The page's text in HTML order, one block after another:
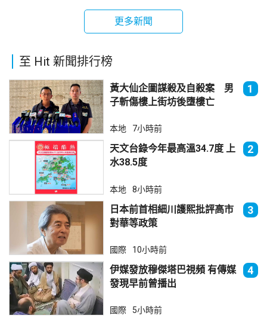
更多新聞
至 Hit 新聞排行榜
黃大仙企圖謀殺及自殺案 男
子斬傷樓上街坊後墮樓亡
1
本地 7小時前
天文台錄今年最高溫34.7度 上
水38.5度
2
本地 8小時前
日本前首相細川護熙批評高市
對華等政策
3
國際 10小時前
伊媒發放穆傑塔巴視頻 有傳媒
發現早前曾播出
4
國際 5小時前